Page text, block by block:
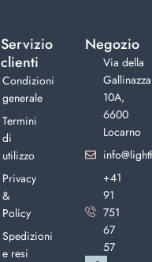
Servizio
clienti
Condizioni
generale
Termini
di
utilizzo
Privacy
&
Policy
Spedizioni
e resi
Negozio
Via della
Gallinazza
10A,
6600
Locarno
+41
91
751
67
57